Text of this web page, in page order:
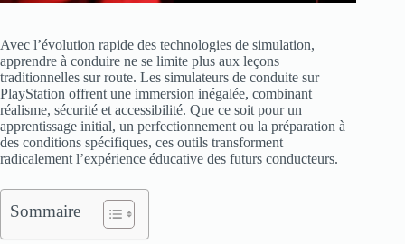
Avec l’évolution rapide des technologies de simulation,
apprendre à conduire ne se limite plus aux leçons
traditionnelles sur route. Les simulateurs de conduite sur
PlayStation offrent une immersion inégalée, combinant
réalisme, sécurité et accessibilité. Que ce soit pour un
apprentissage initial, un perfectionnement ou la préparation à
des conditions spécifiques, ces outils transforment
radicalement l’expérience éducative des futurs conducteurs.
Sommaire